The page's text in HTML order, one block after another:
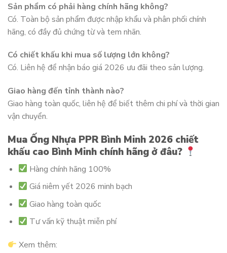
Sản phẩm có phải hàng chính hãng không?
Có. Toàn bộ sản phẩm được nhập khẩu và phân phối chính
hãng, có đầy đủ chứng từ và tem nhãn.
Có chiết khấu khi mua số lượng lớn không?
Có. Liên hệ để nhận báo giá 2026 ưu đãi theo sản lượng.
Giao hàng đến tỉnh thành nào?
Giao hàng toàn quốc, liên hệ để biết thêm chi phí và thời gian
vận chuyển.
Mua Ống Nhựa PPR Bình Minh 2026 chiết
khấu cao Bình Minh chính hãng ở đâu?
Hàng chính hãng 100%
Giá niêm yết 2026 minh bạch
Giao hàng toàn quốc
Tư vấn kỹ thuật miễn phí
Xem thêm: